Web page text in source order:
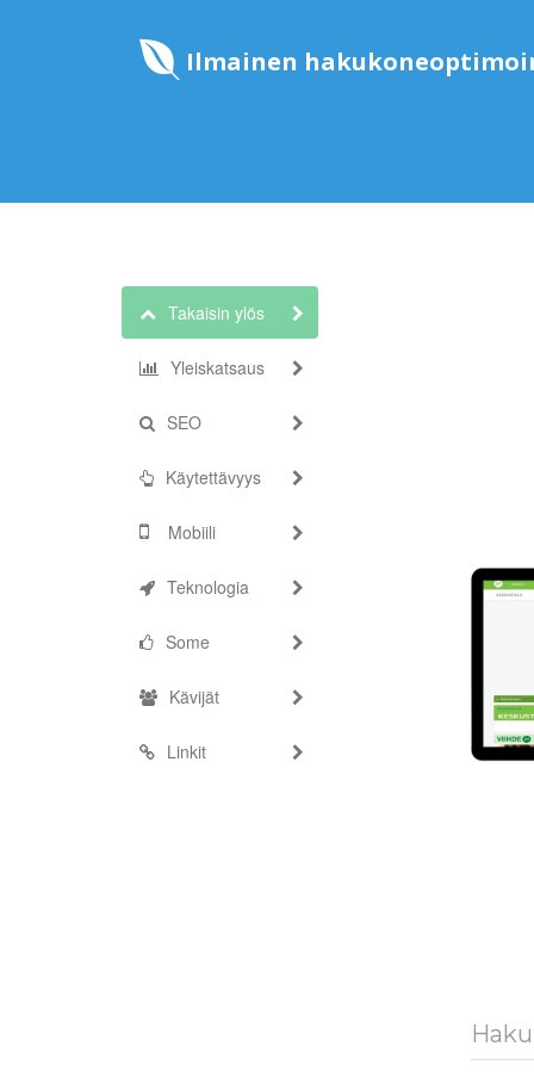
Ilmainen
Takaisin ylös
Yleiskatsaus
SEO
Käytettävyys
Mobiili
Teknologia
Some
Kävijät
Linkit